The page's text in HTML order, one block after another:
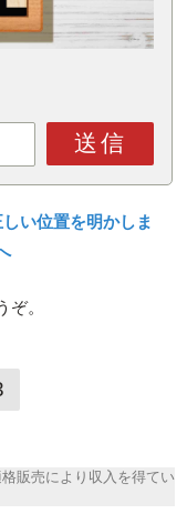
送信
い位置を明かしま
ぞ。
販売により収入を得てい